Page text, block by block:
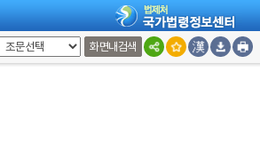
화면내검색
경우는 그러하지 아니하다.<개정 2014. 1. 1.>
액이 제1항 및 제2항에 따른 금액에 미달하면
는 경정한 날이 속하는 과세기간까지 간이과